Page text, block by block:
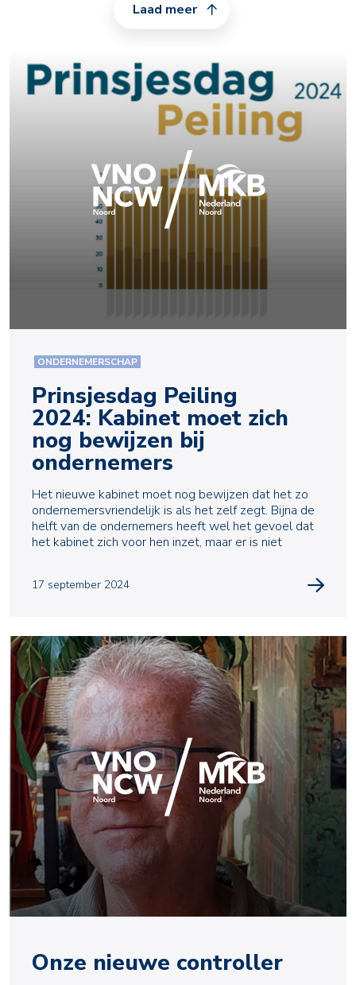
Laad meer
ONDERNEMERSCHAP
Prinsjesdag Peiling
2024: Kabinet moet zich
nog bewijzen bij
ondernemers
Het nieuwe kabinet moet nog bewijzen dat het zo
ondernemersvriendelijk is als het zelf zegt. Bijna de
helft van de ondernemers heeft wel het gevoel dat
het kabinet zich voor hen inzet, maar er is niet
17 september 2024
Onze nieuwe controller